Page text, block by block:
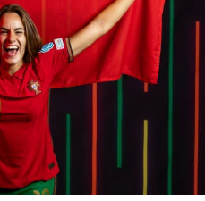
para firmar su nuevo
para reforzar el centro
traspaso al Genoa
para salir